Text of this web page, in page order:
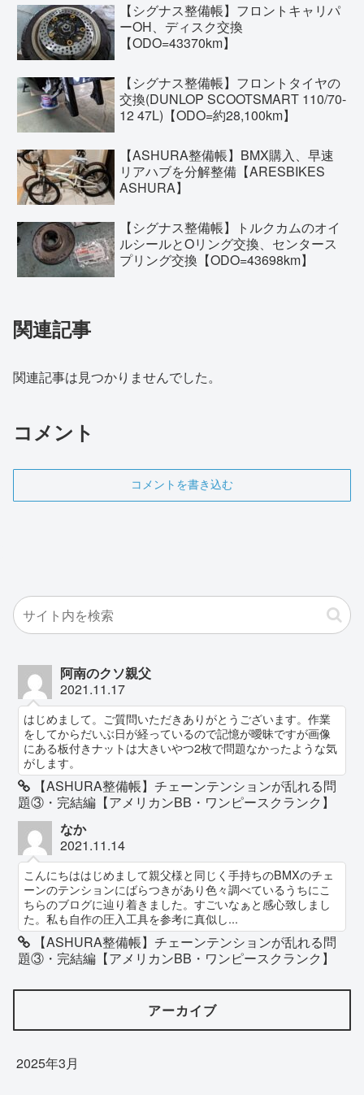
【シグナス整備帳】フロントキャリパ
ーOH、ディスク交換
【ODO=43370km】
【シグナス整備帳】フロントタイヤの
交換(DUNLOP SCOOTSMART 110/70-
12 47L)【ODO=約28,100km】
【ASHURA整備帳】BMX購入、早速
リアハブを分解整備【ARESBIKES
ASHURA】
【シグナス整備帳】トルクカムのオイ
ルシールとOリング交換、センタース
プリング交換【ODO=43698km】
関連記事
関連記事は見つかりませんでした。
コメント
コメントを書き込む
阿南のクソ親父
2021.11.17
はじめまして。ご質問いただきありがとうございます。作業
をしてからだいぶ日が経っているので記憶が曖昧ですが画像
にある板付きナットは大きいやつ2枚で問題なかったような気
がします。
【ASHURA整備帳】チェーンテンションが乱れる問
題③・完結編【アメリカンBB・ワンピースクランク】
なか
2021.11.14
こんにちははじめまして親父様と同じく手持ちのBMXのチェ
ーンのテンションにばらつきがあり色々調べているうちにこ
ちらのブログに辿り着きました。すごいなぁと感心致しまし
た。私も自作の圧入工具を参考に真似し...
【ASHURA整備帳】チェーンテンションが乱れる問
題③・完結編【アメリカンBB・ワンピースクランク】
アーカイブ
2025年3月